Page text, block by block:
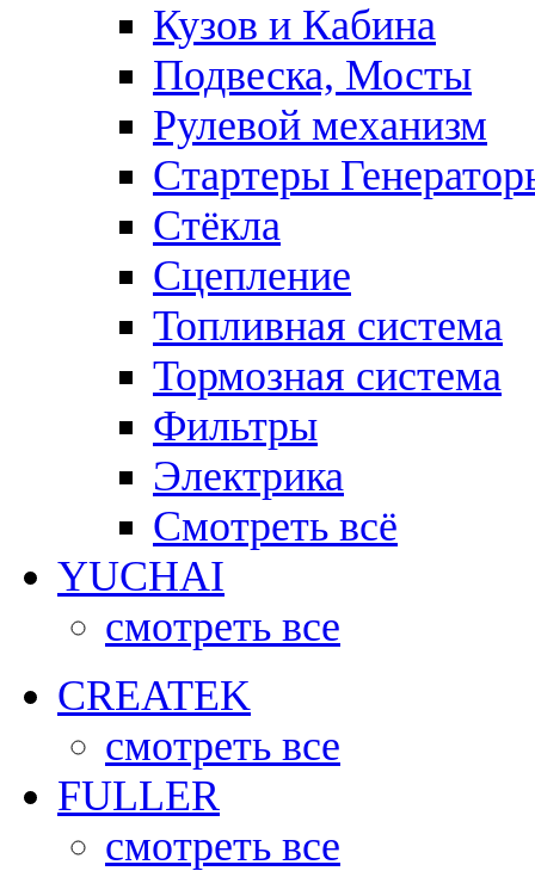
Кузов и Кабина
Подвеска, Мосты
Рулевой механизм
Стартеры
Стёкла
Сцепление
Топливная система
Тормозная система
Фильтры
Электрика
Смотреть всё
YUCHAI
смотреть все
CREATEK
смотреть все
FULLER
смотреть все